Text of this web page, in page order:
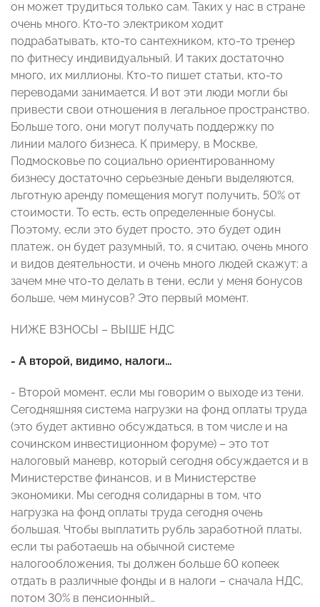
он может трудиться только сам. Таких у нас в стране
очень много. Кто-то электриком ходит
подрабатывать, кто-то сантехником, кто-то тренер
по фитнесу индивидуальный. И таких достаточно
много, их миллионы. Кто-то пишет статьи, кто-то
переводами занимается. И вот эти люди могли бы
привести свои отношения в легальное пространство.
Больше того, они могут получать поддержку по
линии малого бизнеса. К примеру, в Москве,
Подмосковье по социально ориентированному
бизнесу достаточно серьезные деньги выделяются,
льготную аренду помещения могут получить, 50% от
стоимости. То есть, есть определенные бонусы.
Поэтому, если это будет просто, это будет один
платеж, он будет разумный, то, я считаю, очень много
и видов деятельности, и очень много людей скажут: а
зачем мне что-то делать в тени, если у меня бонусов
больше, чем минусов? Это первый момент.
НИЖЕ ВЗНОСЫ – ВЫШЕ НДС
- А второй, видимо, налоги…
- Второй момент, если мы говорим о выходе из тени.
Сегодняшняя система нагрузки на фонд оплаты труда
(это будет активно обсуждаться, в том числе и на
сочинском инвестиционном форуме) – это тот
налоговый маневр, который сегодня обсуждается и в
Министерстве финансов, и в Министерстве
экономики. Мы сегодня солидарны в том, что
нагрузка на фонд оплаты труда сегодня очень
большая. Чтобы выплатить рубль заработной платы,
если ты работаешь на обычной системе
налогообложения, ты должен больше 60 копеек
отдать в различные фонды и в налоги – сначала НДС,
потом 30% в пенсионный…